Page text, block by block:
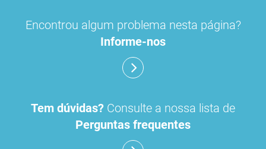
Encontrou algum problema nesta página?
Informe-nos
Tem dúvidas? Consulte a nossa lista de
Perguntas frequentes